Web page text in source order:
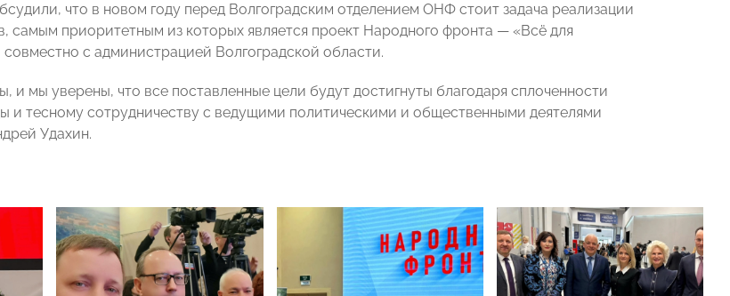
что в новом году перед Волгоградским отделением ОНФ стоит задача реализации
самым приоритетным из которых является проект Народного фронта — «Всё для
с администрацией Волгоградской области.
и мы уверены, что все поставленные цели будут достигнуты благодаря сплоченности
и тесному сотрудничеству с ведущими политическими и общественными деятелями
Удахин.